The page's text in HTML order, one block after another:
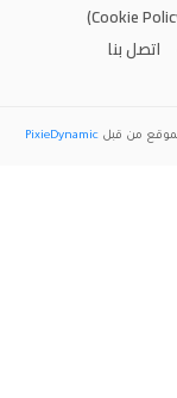
اتصل بنا
من قبل PixieDynamic